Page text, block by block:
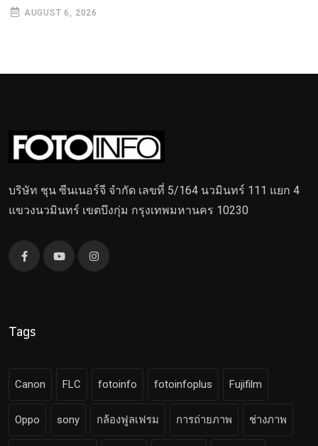
AUGUST 6, 2026
บริษัท ชุน ซีนเนอร์จี จำกัด เลขที่ 5/164 นวมินทร์ 111 แยก 4
แขวงนวมินทร์ เขตบึงกุ่ม กรุงเทพมหานคร 10230
Tags
Canon FLC fotoinfo fotoinfoplus Fujifilm
Oppo sony กล้องฟูลเฟรม การถ่ายภาพ ช่างภาพ